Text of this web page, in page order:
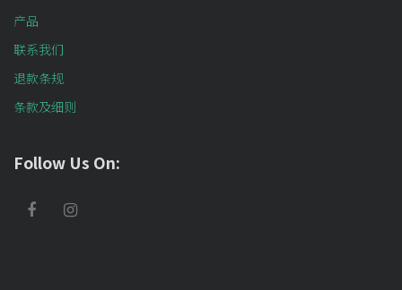
产品
联系我们
退款条规
条款及细则
Follow Us On: